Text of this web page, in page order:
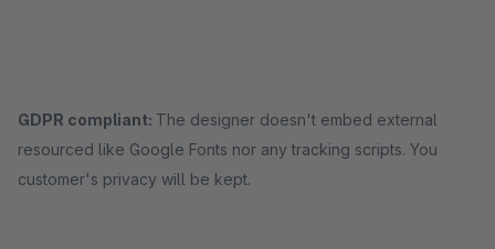
GDPR compliant: The designer doesn't embed external
resourced like Google Fonts nor any tracking scripts. You
customer's privacy will be kept.